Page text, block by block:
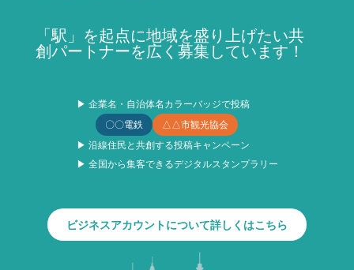
「駅」を起点に地域を盛り上げたい共
創パートナーを広く募集しています！
▶ 企業名・自治体名カラーバッジで投稿
〇〇電鉄
△△市観光協会
▶ 沿線住民と共創する投稿キャンペーン
▶ 全国から集客できるデジタルスタンプラリー
ビジネスアカウントについて詳しくはこちら